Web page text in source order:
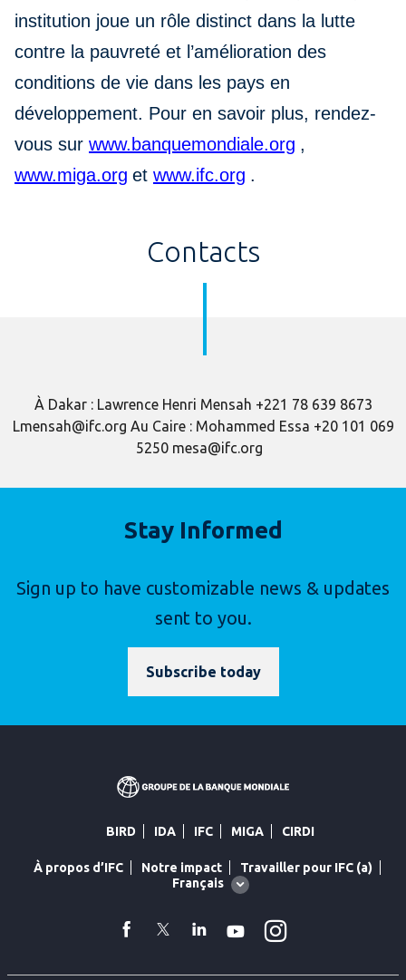
institution joue un rôle distinct dans la lutte
contre la pauvreté et l’amélioration des
conditions de vie dans les pays en
développement. Pour en savoir plus, rendez-
vous sur www.banquemondiale.org ,
www.miga.org et www.ifc.org .
Contacts
À Dakar : Lawrence Henri Mensah +221 78 639 8673
Lmensah@ifc.org Au Caire : Mohammed Essa +20 101 069
5250 mesa@ifc.org
Stay Informed
Sign up to have customizable news & updates
sent to you.
Subscribe today
BIRD IDA IFC MIGA CIRDI
À propos d’IFC Notre impact
Travailler pour IFC (a)
Global
Français
facebook
TwitterLinkedinYouTube